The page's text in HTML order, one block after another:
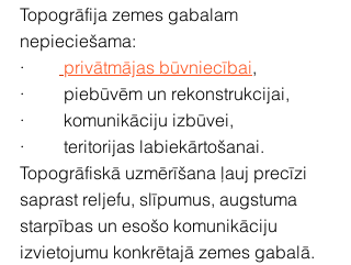
Topogrāfija zemes gabalam
nepieciešama:
·
privātmājas būvniecībai,
·         piebūvēm un rekonstrukcijai,
·         komunikāciju izbūvei,
·         teritorijas labiekārtošanai.
Topogrāfiskā uzmērīšana ļauj precīzi
saprast reljefu, slīpumus, augstuma
starpības un esošo komunikāciju
izvietojumu konkrētajā zemes gabalā.